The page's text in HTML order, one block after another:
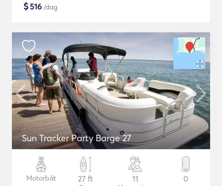
$516 /dag
Sun Tracker Party Barge 27
Motorbåt
27 ft
11
0